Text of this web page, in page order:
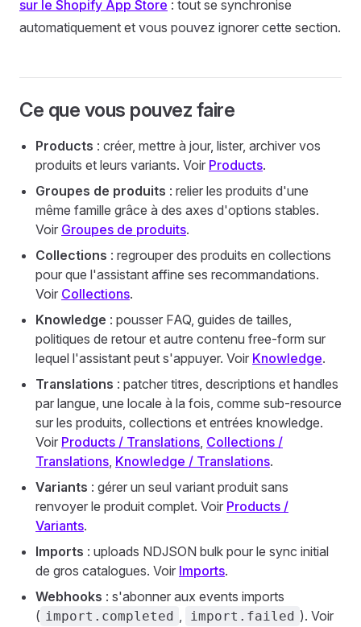
sur le Shopify App Store : tout se synchronise
automatiquement et vous pouvez ignorer cette section.
Ce que vous pouvez faire
Products : créer, mettre à jour, lister, archiver vos
produits et leurs variants. Voir Products.
Groupes de produits : relier les produits d'une
même famille grâce à des axes d'options stables.
Voir Groupes de produits.
Collections : regrouper des produits en collections
pour que l'assistant affine ses recommandations.
Voir Collections.
Knowledge : pousser FAQ, guides de tailles,
politiques de retour et autre contenu free-form sur
lequel l'assistant peut s'appuyer. Voir Knowledge.
Translations : patcher titres, descriptions et handles
par langue, une locale à la fois, comme sub-resource
sur les produits, collections et entrées knowledge.
Voir Products / Translations, Collections /
Translations, Knowledge / Translations.
Variants : gérer un seul variant produit sans
renvoyer le produit complet. Voir Products /
Variants.
Imports : uploads NDJSON bulk pour le sync initial
de gros catalogues. Voir Imports.
Webhooks : s'abonner aux events imports
( import.completed , import.failed ). Voir